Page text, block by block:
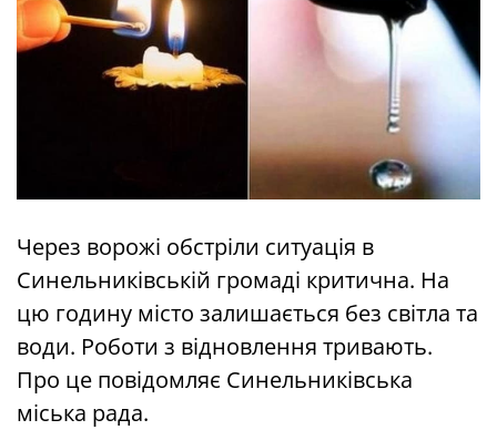
Через ворожі обстріли ситуація в
Синельниківській громаді критична. На
цю годину місто залишається без світла та
води. Роботи з відновлення тривають.
Про це повідомляє Синельниківська
міська рада.